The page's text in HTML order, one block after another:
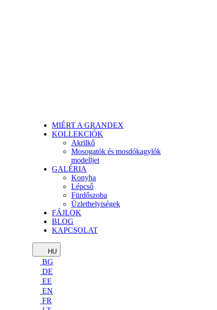
MIÉRT A GRANDEX
KOLLEKCIÓK
Akrilkő
Mosogatók és mosdókagylók
modelljei
GALÉRIA
Konyha
Lépcső
Fürdőszoba
Üzlethelyiségek
FÁJLOK
BLOG
KAPCSOLAT
HU
BG
DE
EE
EN
FR